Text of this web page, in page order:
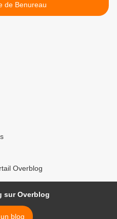
de Benureau
Overblog
sur Overblog
blog